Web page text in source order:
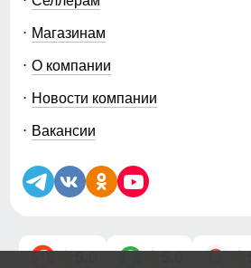
Магазинам
О компании
Новости компании
Вакансии
5.0 5.0